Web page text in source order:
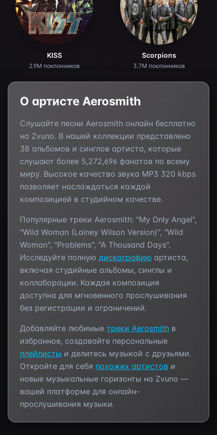
KISS
2.9M поклонников
Scorpions
3.7M поклонников
О артисте Aerosmith
Слушайте песни Aerosmith онлайн бесплатно
на Zvuno. В нашей коллекции представлено
38 альбомов и синглов артиста, которые
слушают более 5,272,696 фанатов по всему
миру. Высокое качество звука MP3 320 kbps
позволяет наслаждаться каждой
композицией в студийном качестве.
Популярные треки Aerosmith: "My Only Angel",
"Wild Woman (Lainey Wilson Version)", "Wild
Woman", "Problems", "A Thousand Days".
Исследуйте полную дискографию артиста,
включая студийные альбомы, синглы и
коллаборации. Каждая композиция
доступна для мгновенного прослушивания
без регистрации и ограничений.
Добавляйте любимые треки Aerosmith в
избранное, создавайте персональные
плейлисты и делитесь музыкой с друзьями.
Откройте для себя похожих артистов и
новые музыкальные горизонты на Zvuno —
вашей платформе для онлайн-
прослушивания музыки.